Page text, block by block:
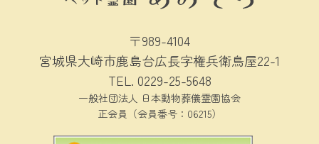
〒989-4104
宮城県大崎市鹿島台広長字権兵衛鳥屋22-1
TEL. 0229-25-5648
一般社団法人 日本動物葬儀霊園協会
正会員（会員番号：06215）